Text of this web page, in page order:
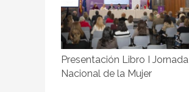
Presentación Libro I Jornada
Nacional de la Mujer